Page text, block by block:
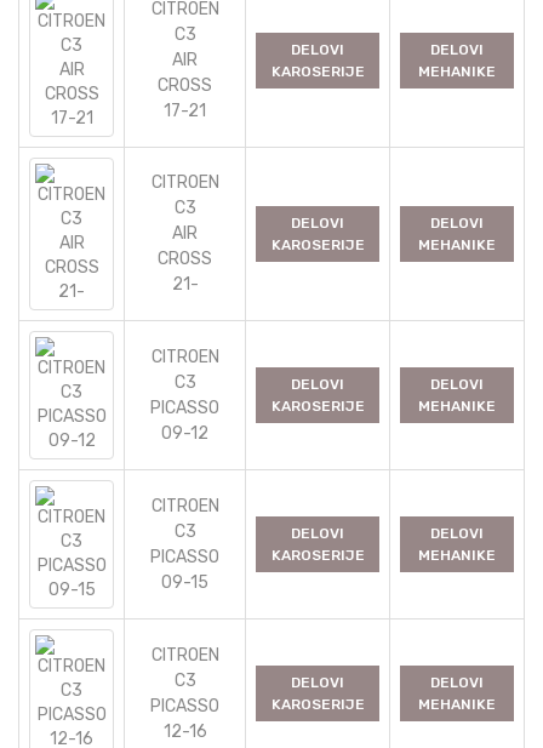
CITROEN
C3
AIR
CROSS
17-21
DELOVI
KAROSERIJE
DELOVI
MEHANIKE
CITROEN
C3
AIR
CROSS
21-
DELOVI
KAROSERIJE
DELOVI
MEHANIKE
CITROEN
C3
PICASSO
09-12
DELOVI
KAROSERIJE
DELOVI
MEHANIKE
CITROEN
C3
PICASSO
09-15
DELOVI
KAROSERIJE
DELOVI
MEHANIKE
CITROEN
C3
PICASSO
12-16
DELOVI
KAROSERIJE
DELOVI
MEHANIKE